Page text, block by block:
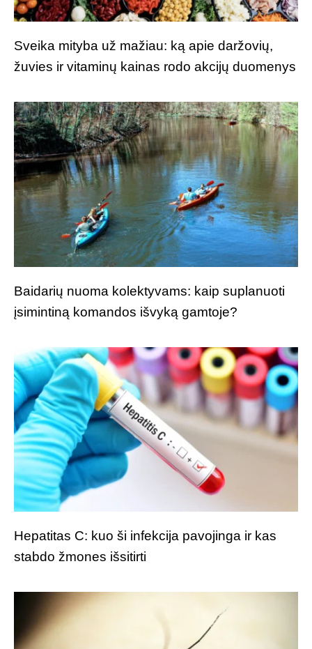
Sveika mityba už mažiau: ką apie daržovių,
žuvies ir vitaminų kainas rodo akcijų duomenys
Baidarių nuoma kolektyvams: kaip suplanuoti
įsimintiną komandos išvyką gamtoje?
Hepatitas C: kuo ši infekcija pavojinga ir kas
stabdo žmones išsitirti